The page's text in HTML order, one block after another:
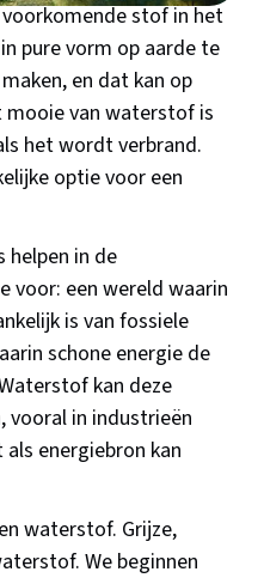
stof in het
pure vorm op aarde te
en dat kan op
mooie van waterstof is
het wordt verbrand.
optie voor een
helpen in de
voor: een wereld waarin
is van fossiele
schone energie de
kan deze
vooral in industrieën
energiebron kan
waterstof. Grijze,
We beginnen